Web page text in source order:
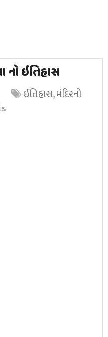
નો ઇતિહાસ
ઈતિહાસ,મંદિરનો